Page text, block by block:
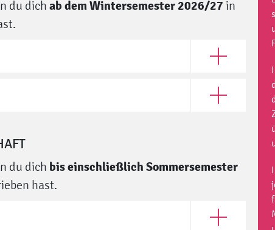
du dich ab dem Wintersemester 2026/27 in
Open Zwei-
Open
du dich bis einschließlich Sommersemester
hast.
Open Master